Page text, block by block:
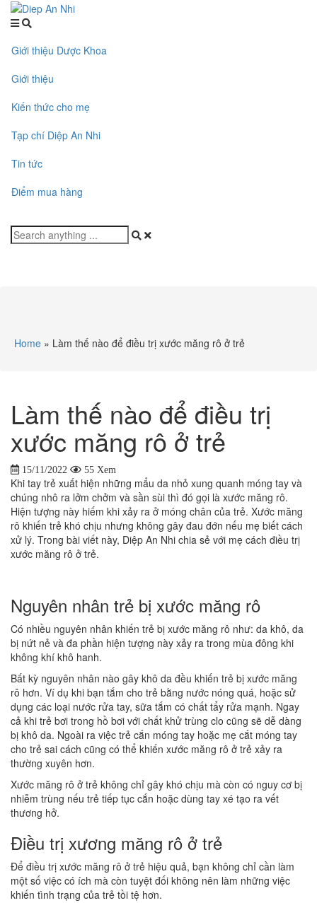
Giới thiệu Dược Khoa
Giới thiệu
Kiến thức cho mẹ
Tạp chí Diệp An Nhi
Tin tức
Điểm mua hàng
Home » Làm thế nào để điều trị xước măng rô ở trẻ
Làm thế nào để điều trị
xước măng rô ở trẻ
15/11/2022 55 Xem
Khi tay trẻ xuất hiện những mẩu da nhỏ xung quanh móng tay và
chúng nhô ra lởm chởm và sần sùi thì đó gọi là xước măng rô.
Hiện tượng này hiếm khi xảy ra ở móng chân của trẻ. Xước măng
rô khiến trẻ khó chịu nhưng không gây đau đớn nếu mẹ biết cách
xử lý. Trong bài viết này, Diệp An Nhi chia sẻ với mẹ cách điều trị
xước măng rô ở trẻ.
Nguyên nhân trẻ bị xước măng rô
Có nhiều nguyên nhân khiến trẻ bị xước măng rô như: da khô, da
bị nứt nẻ và đa phần hiện tượng này xảy ra trong mùa đông khi
không khí khô hanh.
Bất kỳ nguyên nhân nào gây khô da đều khiến trẻ bị xước măng
rô hơn. Ví dụ khi bạn tắm cho trẻ bằng nước nóng quá, hoặc sử
dụng các loại nước rửa tay, sữa tắm có chất tẩy rửa mạnh. Ngay
cả khi trẻ bơi trong hồ bơi với chất khử trùng clo cũng sẽ dễ dàng
bị khô da. Ngoài ra việc trẻ cắn móng tay hoặc mẹ cắt móng tay
cho trẻ sai cách cũng có thể khiến xước măng rô ở trẻ xảy ra
thường xuyên hơn.
Xước măng rô ở trẻ không chỉ gây khó chịu mà còn có nguy cơ bị
nhiễm trùng nếu trẻ tiếp tục cắn hoặc dùng tay xé tạo ra vết
thương hở.
Điều trị xương măng rô ở trẻ
Để điều trị xước măng rô ở trẻ hiệu quả, bạn không chỉ cần làm
một số việc có ích mà còn tuyệt đối không nên làm những việc
khiến tình trạng của trẻ tồi tệ hơn.